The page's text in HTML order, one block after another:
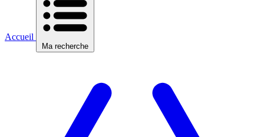
Accueil
Ma recherche